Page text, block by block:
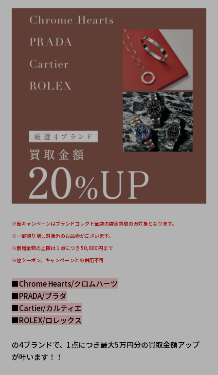
※当キャンペーンはブランドコレクト全店の店頭買取のみ対象となります。
※一部割り増し対象外のお品物がございます。
※割増金額の上限は 1 点につき 50,000 円まで
※他クーポン、キャンペーンとの併用不可
■Chrome Hearts/クロムハーツ
■PRADA/プラダ
■Cartier/カルティエ
■ROLEX/ロレックス
の4ブランドで、1点につき最大5万円分の買取金額アップ
が叶います！！